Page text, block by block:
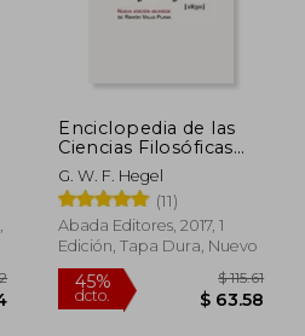
Enciclopedia de las
Ciencias Filosóficas
[1830]
G. W. F. Hegel
(11)
Abada Editores, 2017, 1
Edición, Tapa Dura, Nuevo